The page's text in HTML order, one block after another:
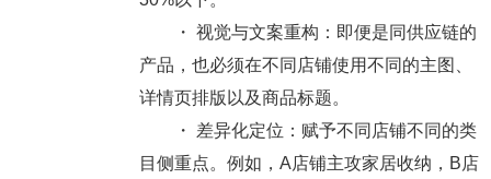
・ 视觉与文案重构 ：即便是同供应链的
产品，也必须在不同店铺使用不同的主图、
详情页排版以及商品标题。
・
差异化定位 ：赋予不同店铺不同的类
目侧重点。例如，A店铺主攻家居收纳，B店